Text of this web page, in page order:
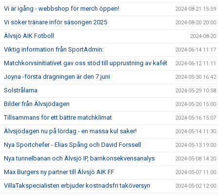
Vi är igång - webbshop för merch öppen! 2024-08-21 15:59
Vi söker tränare inför säsongen 2025 2024-08-20 20:00
Älvsjö AIK Fotboll 2024-08-20
Viktig information från SportAdmin: 2024-06-14 11:17
Matchkorvsinitiativet gav oss stöd till upprustning av kafét 2024-06-12 11:11
Joyna -första dragningen är den 7 juni 2024-05-30 16:42
Solstrålarna 2024-05-29 10:58
Bilder från Älvsjödagen 2024-05-20 15:00
Tillsammans för ett bättre matchklimat 2024-05-16 15:07
Älvsjödagen nu på lördag - en massa kul saker! 2024-05-14 11:30
Nya Sportchefer - Elias Spång och David Forssell 2024-05-13 19:00
Nya tunnelbanan och Älvsjö IP, barnkonsekvensanalys 2024-05-08 14:20
Max Burgers ny partner till Älvsjö AIK FF 2024-05-07 11:00
VillaTakspecialisten erbjuder kostnadsfri taköversyn 2024-05-02 12:00